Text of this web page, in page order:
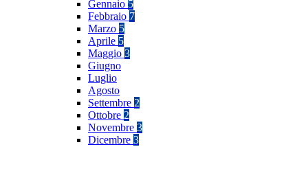
Gennaio 5
Febbraio 7
Marzo 5
Aprile 5
Maggio 3
Giugno
Luglio
Agosto
Settembre 2
Ottobre 2
Novembre 3
Dicembre 3